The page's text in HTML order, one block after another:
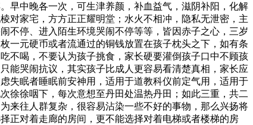
早中晚各一次，可生津养颜，补血益气，滋阴补阳，化解
对家宅，方方正正耀明堂；水火不相冲，隐私无泄密，主
不停、进入陌生环境哭闹不停等等，皆因赤子之心，三岁
一元硬币或者流通过的铜钱放置在孩子枕头之下，如有条
不喝，不要认为孩子挑食，家长硬要灌倒孩子口中不顾孩
能哭闹抗议，其实孩子比成人更容易看清楚真相，家长应
失眠者睡眠前安神用，适用于道教科仪前定气用，适用于
徐徐咽下，每次意想至丹田处温热丹田；如此三重，共二
来往人群复杂，很容易沾染一些不好的事物，那么兴扬将
正对着走廊的房间，更不能选择对着电梯或者楼梯的房